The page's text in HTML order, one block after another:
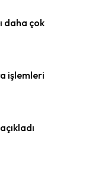
daha çok
işlemleri